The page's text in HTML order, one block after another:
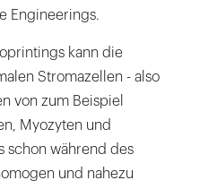
Engineerings.
kann die
Stromazellen - also
von zum Beispiel
Myozyten und
schon während des
und nahezu